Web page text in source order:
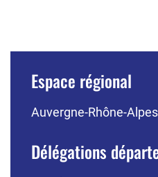
Espace régional
Auvergne-Rhône-Alpes
Délégations